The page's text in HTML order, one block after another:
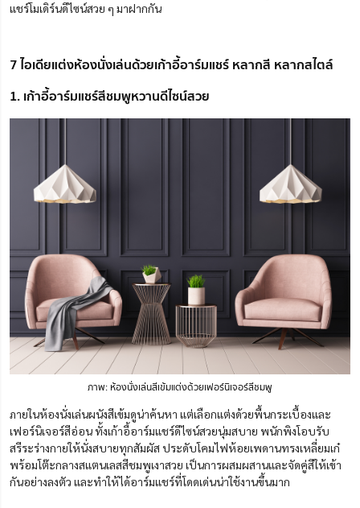
แชร์โมเดิร์นดีไซน์สวย ๆ มาฝากกัน
7 ไอเดียแต่งห้องนั่งเล่นด้วยเก้าอี้อาร์มแชร์ หลากสี หลากสไตล์
1. เก้าอี้อาร์มแชร์สีชมพูหวานดีไซน์สวย
ภาพ: ห้องนั่งเล่นสีเข้มแต่งด้วยเฟอร์นิเจอร์สีชมพู
ภายในห้องนั่งเล่นผนังสีเข้มดูน่าค้นหา แต่เลือกแต่งด้วยพื้นกระเบื้องและ
เฟอร์นิเจอร์สีอ่อน ทั้งเก้าอี้อาร์มแชร์ดีไซน์สวยนุ่มสบาย พนักพิงโอบรับ
สรีระร่างกายให้นั่งสบายทุกสัมผัส ประดับโคมไฟห้อยเพดานทรงเหลี่ยมเก๋
พร้อมโต๊ะกลางสแตนเลสสีชมพูเงาสวย เป็นการผสมผสานและจัดคู่สีให้เข้า
กันอย่างลงตัว และทำให้ได้อาร์มแชร์ที่โดดเด่นน่าใช้งานขึ้นมาก